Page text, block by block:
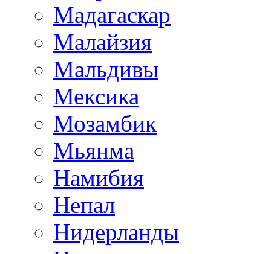
Мадагаскар
Малайзия
Мальдивы
Мексика
Мозамбик
Мьянма
Намибия
Непал
Нидерланды